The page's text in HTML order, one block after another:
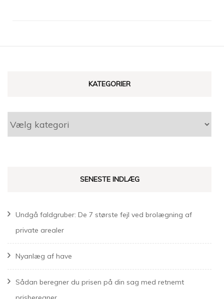
KATEGORIER
Kategorier
SENESTE INDLÆG
Undgå faldgruber: De 7 største fejl ved brolægning af
private arealer
Nyanlæg af have
Sådan beregner du prisen på din sag med retnemt